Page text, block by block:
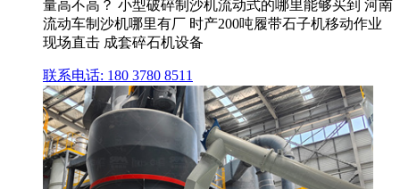
量高不高？ 小型破碎制沙机流动式的哪里能够买到 河南
流动车制沙机哪里有厂 时产200吨履带石子机移动作业
现场直击 成套碎石机设备
联系电话: 180 3780 8511